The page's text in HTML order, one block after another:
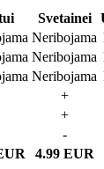
Svetainei
Neribojama
Neribojama
Neribojama
+
+
-
4.99 EUR